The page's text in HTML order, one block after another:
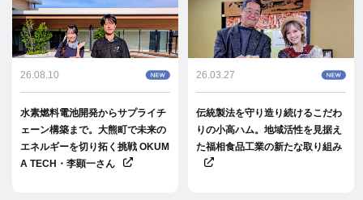
26.08.10
水素燃料電池開発からサプライチ
ェーン構築まで。大熊町で未来の
エネルギーを切り拓く挑戦 OKUM
A TECH・李顕一さん
26.03.27
伝統製法を守り造り続けるこだわ
りの小高ハム。地域活性を見据え
た福相食品工業の新たな取り組み